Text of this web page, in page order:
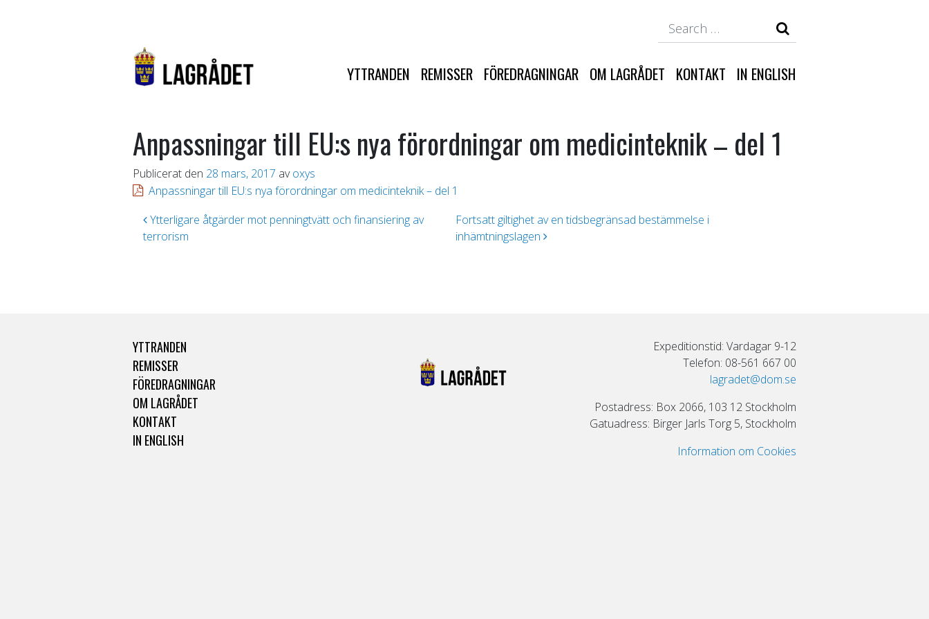
YTTRANDEN REMISSER FÖREDRAGNINGAR OM LAGRÅDET KONTAKT IN ENGLISH
Anpassningar till EU:s nya förordningar om medicinteknik – del 1
Publicerat den 28 mars, 2017 av oxys
Anpassningar till EU:s nya förordningar om medicinteknik – del 1
Inläggsnavigering
Ytterligare åtgärder mot penningtvätt och finansiering av
terrorism
Fortsatt giltighet av en tidsbegränsad bestämmelse i
inhämtningslagen
YTTRANDEN
REMISSER
FÖREDRAGNINGAR
OM LAGRÅDET
KONTAKT
IN ENGLISH
Expeditionstid: Vardagar 9-12
Telefon: 08-561 667 00
lagradet@dom.se
Postadress: Box 2066, 103 12 Stockholm
Gatuadress: Birger Jarls Torg 5, Stockholm
Information om Cookies